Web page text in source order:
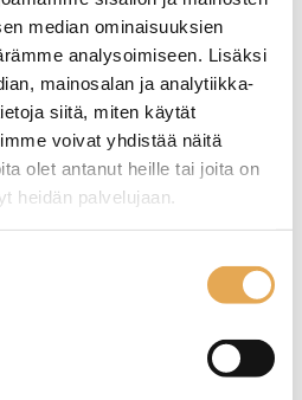
median ominaisuuksien
analysoimiseen. Lisäksi
mainosalan ja analytiikka-
siitä, miten käytät
voivat yhdistää näitä
olet antanut heille tai joita on
heidän palvelujaan.
tuoteryhmästä